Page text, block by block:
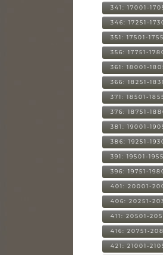
341: 17001-
346: 17251-
351: 17501-
356: 17751-
361: 18001-
366: 18251-
371: 18501-
376: 18751-
381: 19001-
386: 19251-
391: 19501-
396: 19751-
401: 20001-
406: 20251-
411: 20501-
416: 20751-
421: 21001-